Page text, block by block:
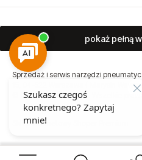
pokaż pełną
Sprzedaż i serwis narzędzi
15, 04-522 Warszawa ( Marysin
© 2026 Atmo Sp. z o.o. Wszelkie
Sklep internetowy Shoper Premium